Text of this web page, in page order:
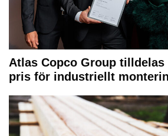
Atlas Copco Group
pris för industriellt